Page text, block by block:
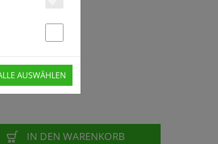
LC Filter
IN DEN WARENKORB
AUSWÄHLEN